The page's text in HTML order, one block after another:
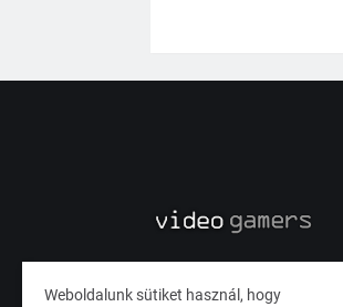
Weboldalunk sütiket használ, hogy